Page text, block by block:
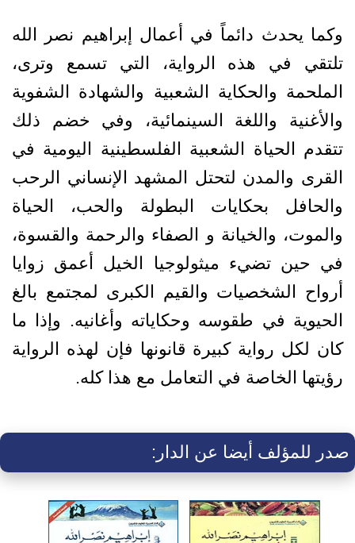
وكما يحدث دائماً في أعمال إبراهيم نصر الله
تلتقي في هذه الرواية، التي تسمع وترى،
الملحمة والحكاية الشعبية والشهادة الشفوية
والأغنية واللغة السينمائية، وفي خضم ذلك
تتقدم الحياة الشعبية الفلسطينية اليومية في
القرى والمدن لتحتل المشهد الإنساني الرحب
والحافل بحكايات البطولة والحب، الحياة
والموت، والخيانة و الصفاء والرحمة والقسوة،
في حين تضيء ميثولوجيا الخيل أعمق زوايا
أرواح الشخصيات والقيم الكبرى لمجتمع بالغ
الحيوية في طقوسه وحكاياته وأغانيه. وإذا ما
كان لكل رواية كبيرة قانونها فإن لهذه الرواية
رؤيتها الخاصة في التعامل مع هذا كله.
صدر للمؤلف أيضا عن الدار: